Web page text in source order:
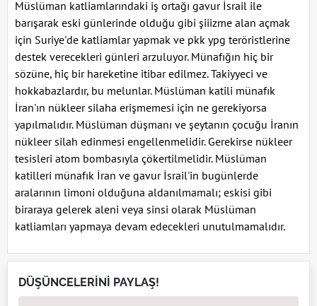
Müslüman katliamlarındaki iş ortağı gavur İsrail ile
barışarak eski günlerinde olduğu gibi şiiizme alan açmak
için Suriye'de katliamlar yapmak ve pkk ypg teröristlerine
destek verecekleri günleri arzuluyor. Münafığın hiç bir
sözüne, hiç bir hareketine itibar edilmez. Takiyyeci ve
hokkabazlardır, bu melunlar. Müslüman katili münafık
İran'ın nükleer silaha erişmemesi için ne gerekiyorsa
yapılmalıdır. Müslüman düşmanı ve şeytanın çocuğu İranın
nükleer silah edinmesi engellenmelidir. Gerekirse nükleer
tesisleri atom bombasıyla çökertilmelidir. Müslüman
katilleri münafık İran ve gavur İsrail'in bugünlerde
aralarının limoni olduğuna aldanılmamalı; eskisi gibi
biraraya gelerek aleni veya sinsi olarak Müslüman
katliamları yapmaya devam edecekleri unutulmamalıdır.
DÜŞÜNCELERİNİ PAYLAŞ!